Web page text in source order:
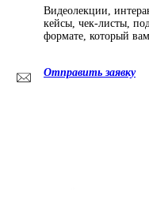
Видеолекции,
кейсы, чек-листы,
формате, который
Отправить заявку